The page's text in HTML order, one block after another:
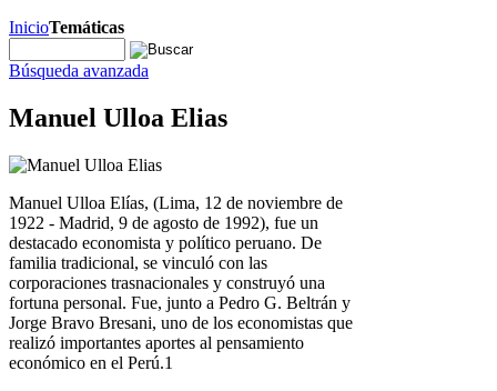
InicioTemáticas
Búsqueda avanzada
Manuel Ulloa Elias
Manuel Ulloa Elías, (Lima, 12 de noviembre de
1922 - Madrid, 9 de agosto de 1992), fue un
destacado economista y político peruano. De
familia tradicional, se vinculó con las
corporaciones trasnacionales y construyó una
fortuna personal. Fue, junto a Pedro G. Beltrán y
Jorge Bravo Bresani, uno de los economistas que
realizó importantes aportes al pensamiento
económico en el Perú.1